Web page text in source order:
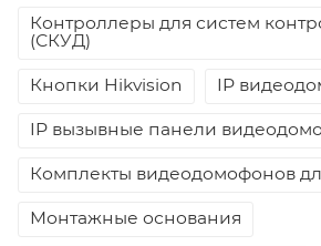
Контроллеры для систем
(СКУД)
Кнопки Hikvision IP
IP вызывные панели
Комплекты видеодомофонов
Монтажные основания